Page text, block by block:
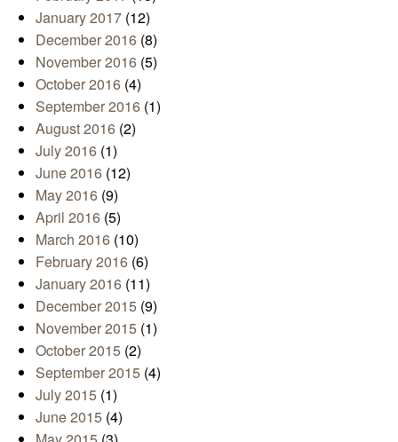
January 2017 (12)
December 2016 (8)
November 2016 (5)
October 2016 (4)
September 2016 (1)
August 2016 (2)
July 2016 (1)
June 2016 (12)
May 2016 (9)
April 2016 (5)
March 2016 (10)
February 2016 (6)
January 2016 (11)
December 2015 (9)
November 2015 (1)
October 2015 (2)
September 2015 (4)
July 2015 (1)
June 2015 (4)